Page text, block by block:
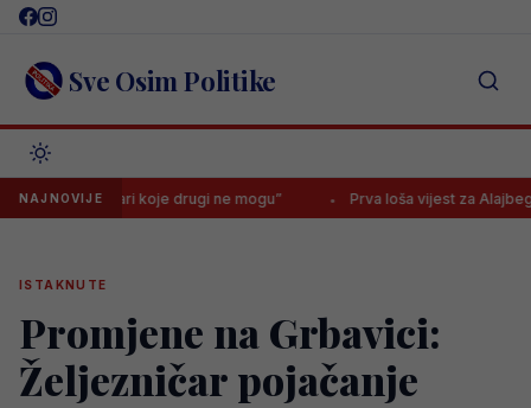
Skip
content Sve Osim Politike
NAJNOVIJE
stvari koje drugi ne mogu” Prva loša vijest za Alajbegovića
ISTAKNUTE
Promjene na Grbavici:
Željezničar pojačanje